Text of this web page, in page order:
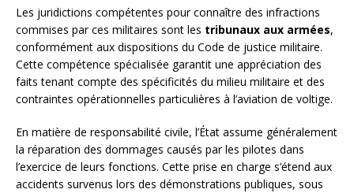
Les juridictions compétentes pour connaître des infractions
commises par ces militaires sont les tribunaux aux armées,
conformément aux dispositions du Code de justice militaire.
Cette compétence spécialisée garantit une appréciation des
faits tenant compte des spécificités du milieu militaire et des
contraintes opérationnelles particulières à l’aviation de voltige.
En matière de responsabilité civile, l’État assume généralement
la réparation des dommages causés par les pilotes dans
l’exercice de leurs fonctions. Cette prise en charge s’étend aux
accidents survenus lors des démonstrations publiques, sous